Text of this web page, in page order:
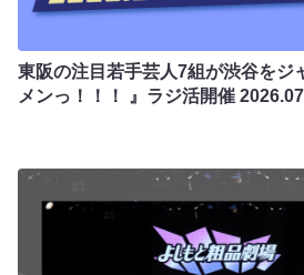
東阪の注目若手芸人7組が渋谷をジ
メンっ！！！ 』ラジ活開催